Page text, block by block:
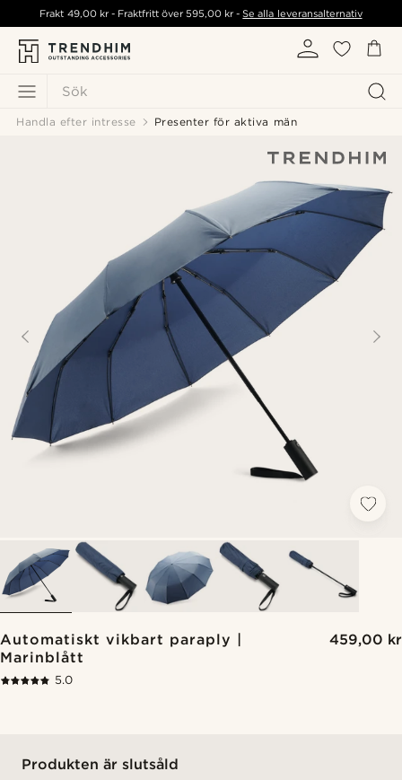
Sök
Frakt 49,00 kr- Fraktfritt över595,00 kr -Se alla leveransalternativ
Handla efter intresse Presenter för aktiva män
Automatiskt vikbart paraply |
Marinblått
459,00 kr
5.0
Produkten är slutsåld